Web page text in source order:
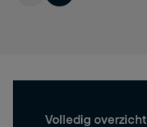
Volledig overzicht